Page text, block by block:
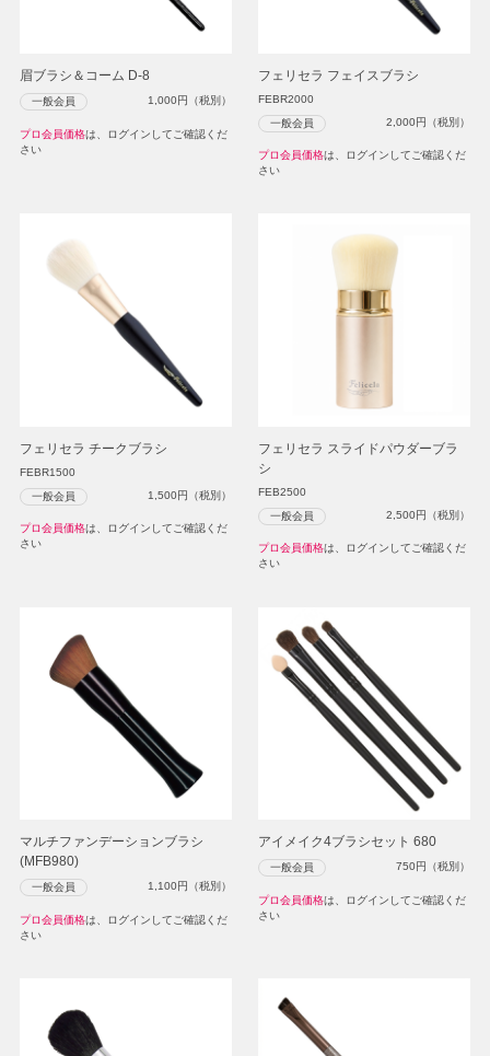
眉ブラシ＆コーム D-8
一般会員 1,000円（税別）
プロ会員価格は、ログインしてご確認くだ
さい
フェリセラ フェイスブラシ
FEBR2000
一般会員 2,000円（税別）
プロ会員価格は、ログインしてご確認くだ
さい
フェリセラ チークブラシ
FEBR1500
一般会員 1,500円（税別）
プロ会員価格は、ログインしてご確認くだ
さい
フェリセラ スライドパウダーブラ
シ
FEB2500
一般会員 2,500円（税別）
プロ会員価格は、ログインしてご確認くだ
さい
マルチファンデーションブラシ
(MFB980)
一般会員 1,100円（税別）
プロ会員価格は、ログインしてご確認くだ
さい
アイメイク4ブラシセット 680
一般会員 750円（税別）
プロ会員価格は、ログインしてご確認くだ
さい